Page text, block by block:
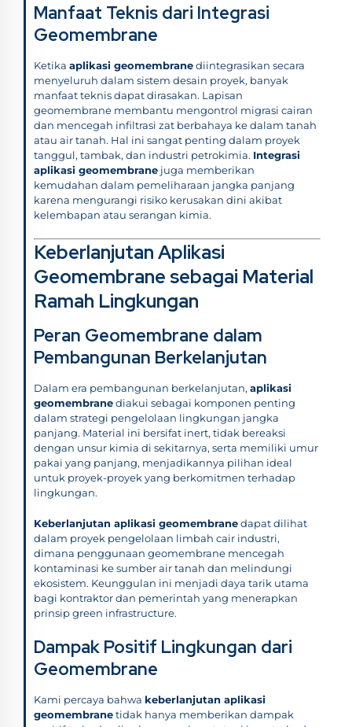
Manfaat Teknis dari Integrasi
Geomembrane
Ketika aplikasi geomembranediintegrasikan secara
menyeluruh dalam sistem desain proyek, banyak
manfaat teknis dapat dirasakan. Lapisan
geomembrane membantu mengontrol migrasi cairan
dan mencegah infiltrasi zat berbahaya ke dalam tanah
atau air tanah. Hal ini sangat penting dalam proyek
tanggul, tambak, dan industri petrokimia. Integrasi
aplikasi geomembrane juga memberikan
kemudahan dalam pemeliharaan jangka panjang
karena mengurangi risiko kerusakan dini akibat
kelembapan atau serangan kimia.
Keberlanjutan Aplikasi
Geomembrane sebagai Material
Ramah Lingkungan
Peran Geomembrane dalam
Pembangunan Berkelanjutan
Dalam era pembangunan berkelanjutan, aplikasi
geomembranediakui sebagai komponen penting
dalam strategi pengelolaan lingkungan jangka
panjang. Material ini bersifat inert, tidak bereaksi
dengan unsur kimia di sekitarnya, serta memiliki umur
pakai yang panjang, menjadikannya pilihan ideal
untuk proyek-proyek yang berkomitmen terhadap
lingkungan.
Keberlanjutan aplikasi geomembranedapat dilihat
dalam proyek pengelolaan limbah cair industri,
dimana penggunaan geomembrane mencegah
kontaminasi ke sumber air tanah dan melindungi
ekosistem. Keunggulan ini menjadi daya tarik utama
bagi kontraktor dan pemerintah yang menerapkan
prinsip green infrastructure.
Dampak Positif Lingkungan dari
Geomembrane
Kami percaya bahwa keberlanjutan aplikasi
geomembranetidak hanya memberikan dampak